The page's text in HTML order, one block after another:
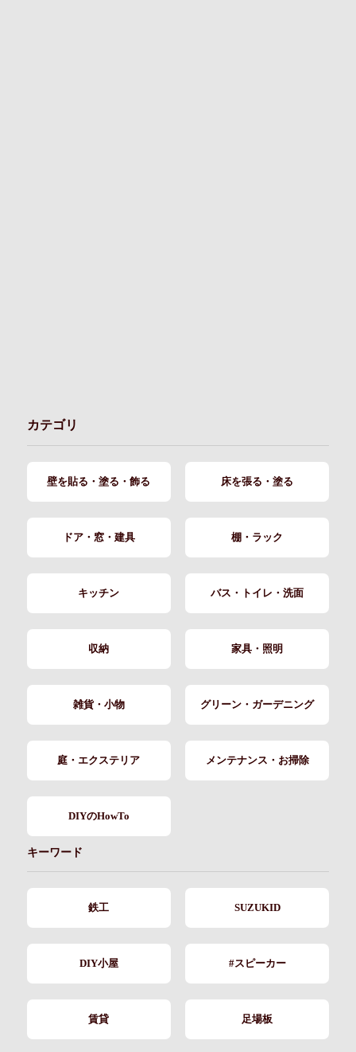
カテゴリ
壁を貼る・塗る・飾る 床を張る・塗る
ドア・窓・建具 棚・ラック
キッチン バス・トイレ・洗面
収納 家具・照明
雑貨・小物 グリーン・ガーデニング
庭・エクステリア メンテナンス・お掃除
DIYのHowTo
キーワード
鉄工 SUZUKID
DIY小屋 #スピーカー
賃貸 足場板